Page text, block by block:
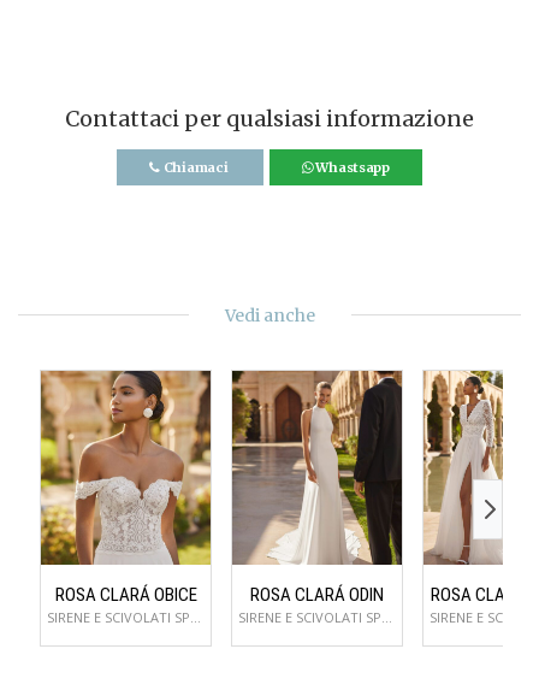
Contattaci per qualsiasi informazione
Chiamaci Whastsapp
ROSA CLARÁ OBICE ROSA CLARÁ ODIN ROSA CLARÁ